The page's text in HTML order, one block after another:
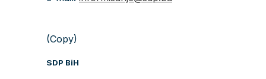
(Copy)
SDP BiH